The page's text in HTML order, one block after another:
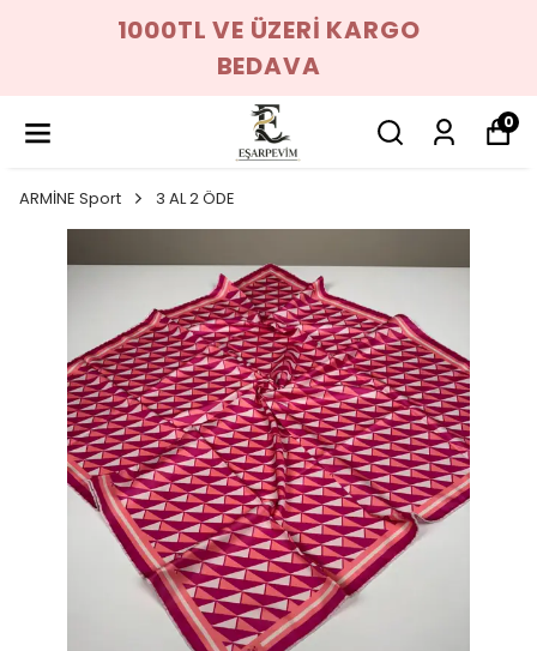
1000TL VE ÜZERİ KARGO
BEDAVA
0
ARMİNE Sport 3 AL 2 ÖDE